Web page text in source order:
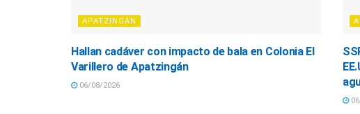
APATZINGÁN
Hallan cadáver con impacto de bala en Colonia El
Varillero de Apatzingán
06/08/2026